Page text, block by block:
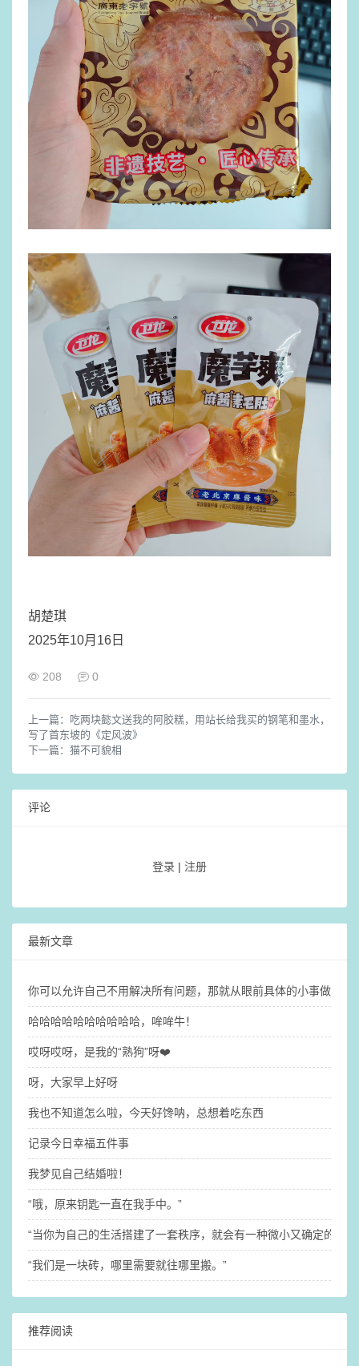
胡楚琪
2025年10月16日
208 0
上一篇： 吃两块懿文送我的阿胶糕，用站长给我买的钢笔和墨水，
写了首东坡的《定风波》
下一篇： 猫不可貌相
评论
登录 | 注册
最新文章
你可以允许自己不用解决所有问题，那就​从眼前具体的小事做起吧
哈哈哈哈哈哈哈哈哈哈，哞哞牛！
哎呀哎呀，是我的“熟狗”呀❤️
呀，大家早上好呀
我也不知道怎么啦，今天好馋呐，总想着吃东西
记录今日幸福五件事
我梦见自己结婚啦！
“哦，原来钥匙一直在我手中。”
“当你为自己的生活搭建了一套秩序，就会有一种微小又确定的稳定
“我们是一块砖，哪里需要就往哪里搬。”
推荐阅读